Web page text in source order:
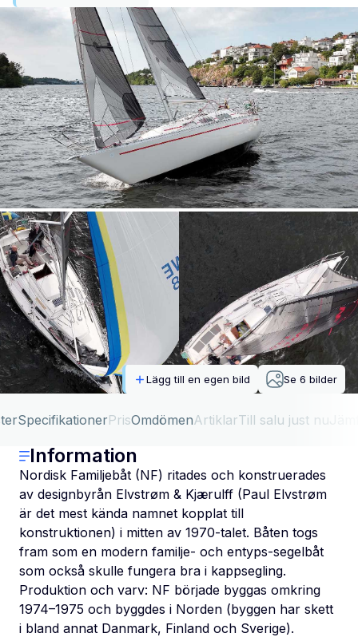
Lägg till en egen bild Se 6 bilder
SpecifikationerPrisOmdömenArtiklarTill salu just nu
Information
Nordisk Familjebåt (NF) ritades och konstruerades
av designbyrån Elvstrøm & Kjærulff (Paul Elvstrøm
är det mest kända namnet kopplat till
konstruktionen) i mitten av 1970-talet. Båten togs
fram som en modern familje- och entyps-segelbåt
som också skulle fungera bra i kappsegling.
Produktion och varv: NF började byggas omkring
1974–1975 och byggdes i Norden (byggen har skett
i bland annat Danmark, Finland och Sverige).